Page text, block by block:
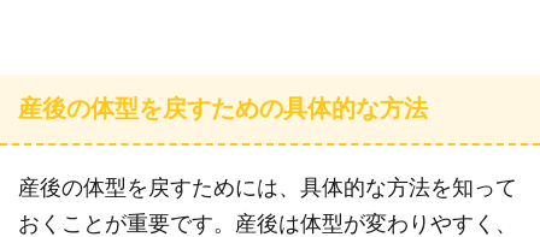
産後の体型を戻すための具体的な方法
産後の体型を戻すためには、具体的な方法を知って
おくことが重要です。産後は体型が変わりやすく、